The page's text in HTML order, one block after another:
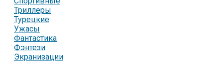
Триллеры
Турецкие
Ужасы
Фантастика
Фэнтези
Экранизации